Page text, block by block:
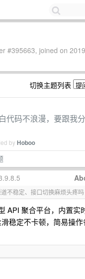
#395663, joined on
切换主题列表
代码不浪漫，要跟我分
byHoboo
不稳定、接口切换麻烦头疼吗
API 聚合平台，内置实
稳定不卡顿，简易操